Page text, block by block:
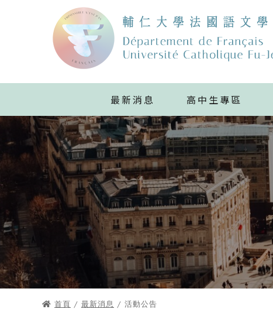
最新消息 高中生專區
首頁 / 最新消息 / 活動公告